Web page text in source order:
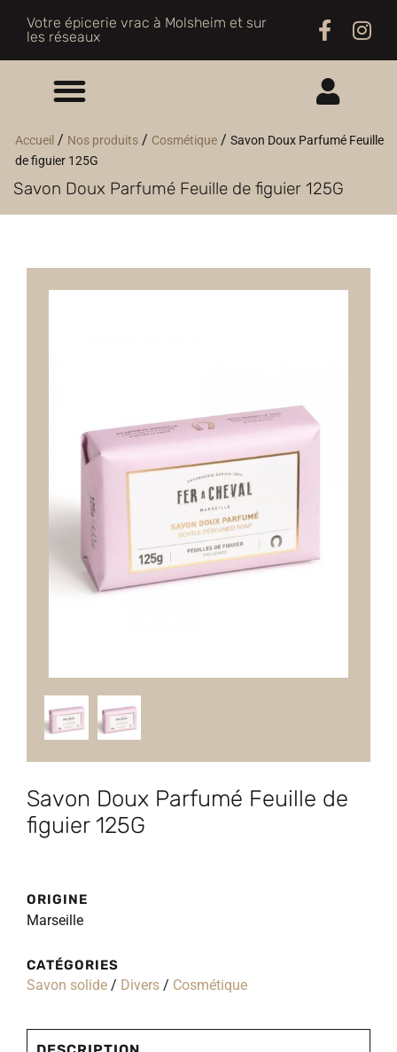
Votre épicerie vrac à Molsheim et sur
les réseaux
ME CONNECTER
Accueil / Nos produits / Cosmétique / Savon Doux Parfumé Feuille
de figuier 125G
Savon Doux Parfumé Feuille de figuier 125G
Savon Doux Parfumé Feuille de
figuier 125G
ORIGINE
Marseille
CATÉGORIES
Savon solide / Divers / Cosmétique